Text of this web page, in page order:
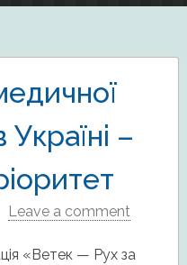
Україні –
Leave a comment
«Ветек — Рух за